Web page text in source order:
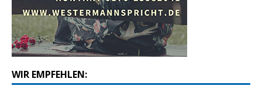
WIR EMPFEHLEN: